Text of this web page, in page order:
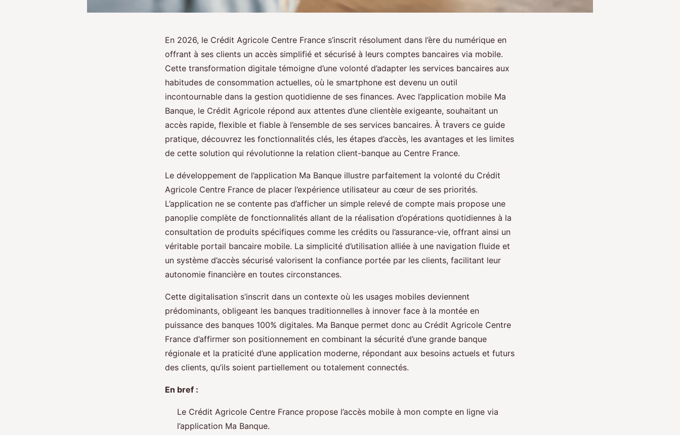
En 2026, le Crédit Agricole Centre France s’inscrit résolument dans l’ère du numérique en
offrant à ses clients un accès simplifié et sécurisé à leurs comptes bancaires via mobile.
Cette transformation digitale témoigne d’une volonté d’adapter les services bancaires aux
habitudes de consommation actuelles, où le smartphone est devenu un outil
incontournable dans la gestion quotidienne de ses finances. Avec l’application mobile Ma
Banque, le Crédit Agricole répond aux attentes d’une clientèle exigeante, souhaitant un
accès rapide, flexible et fiable à l’ensemble de ses services bancaires. À travers ce guide
pratique, découvrez les fonctionnalités clés, les étapes d’accès, les avantages et les limites
de cette solution qui révolutionne la relation client-banque au Centre France.
Le développement de l’application Ma Banque illustre parfaitement la volonté du Crédit
Agricole Centre France de placer l’expérience utilisateur au cœur de ses priorités.
L’application ne se contente pas d’afficher un simple relevé de compte mais propose une
panoplie complète de fonctionnalités allant de la réalisation d’opérations quotidiennes à la
consultation de produits spécifiques comme les crédits ou l’assurance-vie, offrant ainsi un
véritable portail bancaire mobile. La simplicité d’utilisation alliée à une navigation fluide et
un système d’accès sécurisé valorisent la confiance portée par les clients, facilitant leur
autonomie financière en toutes circonstances.
Cette digitalisation s’inscrit dans un contexte où les usages mobiles deviennent
prédominants, obligeant les banques traditionnelles à innover face à la montée en
puissance des banques 100% digitales. Ma Banque permet donc au Crédit Agricole Centre
France d’affirmer son positionnement en combinant la sécurité d’une grande banque
régionale et la praticité d’une application moderne, répondant aux besoins actuels et futurs
des clients, qu’ils soient partiellement ou totalement connectés.
En bref :
Le Crédit Agricole Centre France propose l’accès mobile à mon compte en ligne via
l’application Ma Banque.